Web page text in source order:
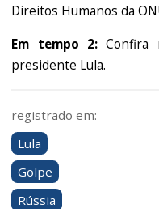
Direitos Humanos da
Em tempo 2:Confira
presidente Lula.
registrado em:
Lula
Golpe
Rússia